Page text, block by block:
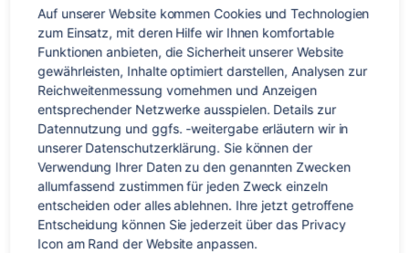
Nie wieder mühselig Kosten ausrechnen. Splitwise
ermöglicht es dir und deinen Reisebegleitern, Kosten ganz
einfach aufzuteilen.
Auf unserer Website kommen Cookies und Technologien
zum Einsatz, mit deren Hilfe wir Ihnen komfortable
Funktionen anbieten, die Sicherheit unserer Website
gewährleisten, Inhalte optimiert darstellen, Analysen zur
Reichweitenmessung vornehmen und Anzeigen
entsprechender Netzwerke ausspielen. Details zur
Datennutzung und ggfs. -weitergabe erläutern wir in
unserer Datenschutzerklärung. Sie können der
Verwendung Ihrer Daten zu den genannten Zwecken
allumfassend zustimmen für jeden Zweck einzeln
entscheiden oder alles ablehnen. Ihre jetzt getroffene
Entscheidung können Sie jederzeit über das Privacy
Icon am Rand der Website anpassen.